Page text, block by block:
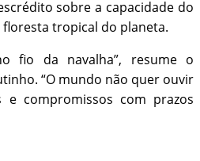
sobre a capacidade do
tropical do planeta.
fio da navalha”, resume o
“O mundo não quer ouvir
compromissos com prazos